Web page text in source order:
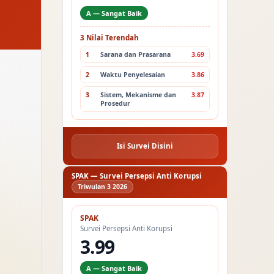
A — Sangat Baik
3 Nilai Terendah
1 Sarana dan Prasarana 3.69
2 Waktu Penyelesaian 3.86
3
Sistem, Mekanisme dan
Prosedur
3.87
Isi Survei Disini
SPAK — Survei Persepsi Anti Korupsi
Triwulan 3 2026
SPAK
Survei Persepsi Anti Korupsi
3.99
A — Sangat Baik